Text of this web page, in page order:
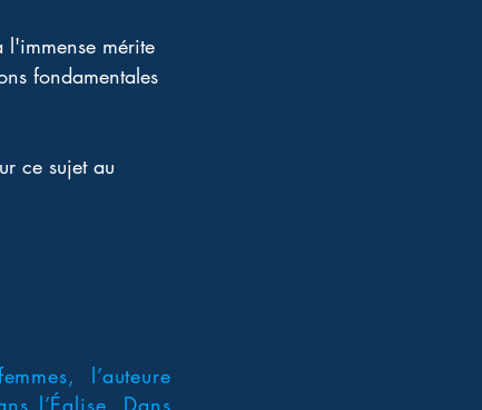
l'immense mérite
fondamentales
ce sujet au
l’auteure
l’Église. Dans